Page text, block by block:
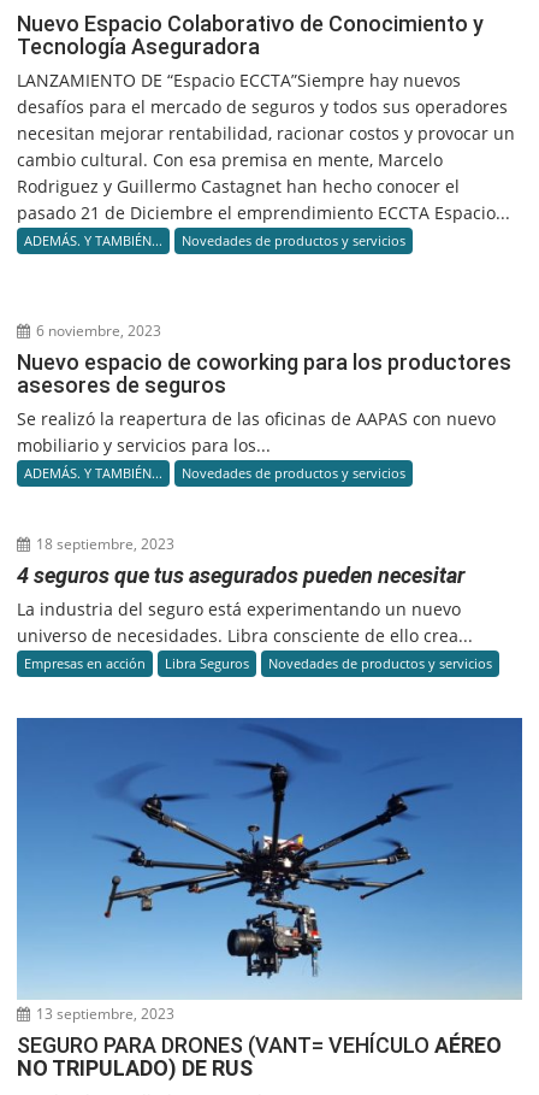
Nuevo Espacio Colaborativo de Conocimiento y
Tecnología Aseguradora
LANZAMIENTO DE “Espacio ECCTA”Siempre hay nuevos
desafíos para el mercado de seguros y todos sus operadores
necesitan mejorar rentabilidad, racionar costos y provocar un
cambio cultural. Con esa premisa en mente, Marcelo
Rodriguez y Guillermo Castagnet han hecho conocer el
pasado 21 de Diciembre el emprendimiento ECCTA Espacio...
ADEMÁS. Y TAMBIÉN... Novedades de productos y servicios
6 noviembre, 2023
Nuevo espacio de coworking para los productores
asesores de seguros
Se realizó la reapertura de las oficinas de AAPAS con nuevo
mobiliario y servicios para los...
ADEMÁS. Y TAMBIÉN... Novedades de productos y servicios
18 septiembre, 2023
4 seguros que tus asegurados pueden necesitar
La industria del seguro está experimentando un nuevo
universo de necesidades. Libra consciente de ello crea...
Empresas en acción Libra Seguros Novedades de productos y servicios
13 septiembre, 2023
SEGURO PARA DRONES (VANT= VEHÍCULOAÉREO
NO TRIPULADO) DE RUS